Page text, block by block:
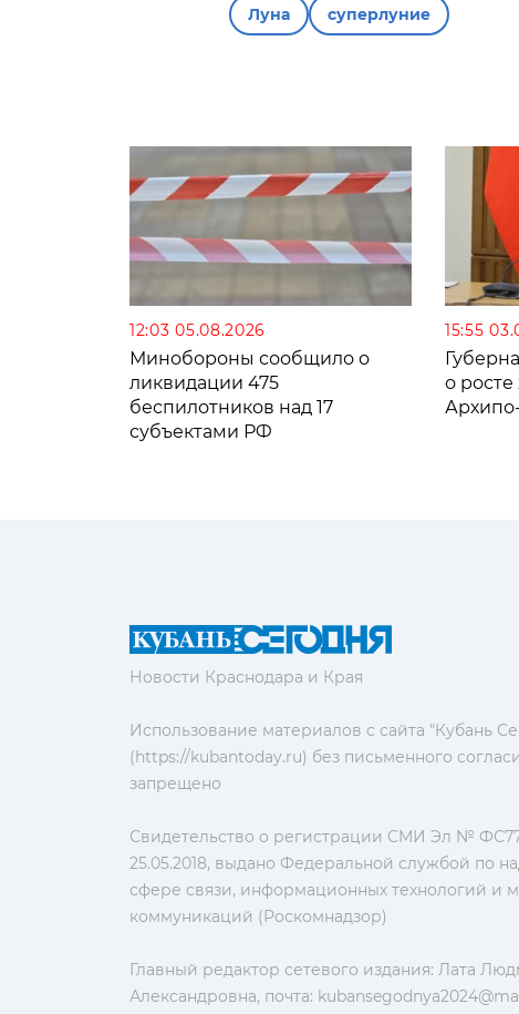
Луна суперлуние
12:03 05.08.2026
Минобороны сообщило о
ликвидации 475
беспилотников над 17
субъектами РФ
15:55
о
Новости Краснодара и Края
Использование материалов с сайта "Кубань
(https://kubantoday.ru) без письменного
запрещено
Свидетельство о регистрации СМИ Эл №
25.05.2018, выдано Федеральной службой по
сфере связи, информационных технологий и
коммуникаций (Роскомнадзор)
Главный редактор сетевого издания: Лата
Александровна, почта: